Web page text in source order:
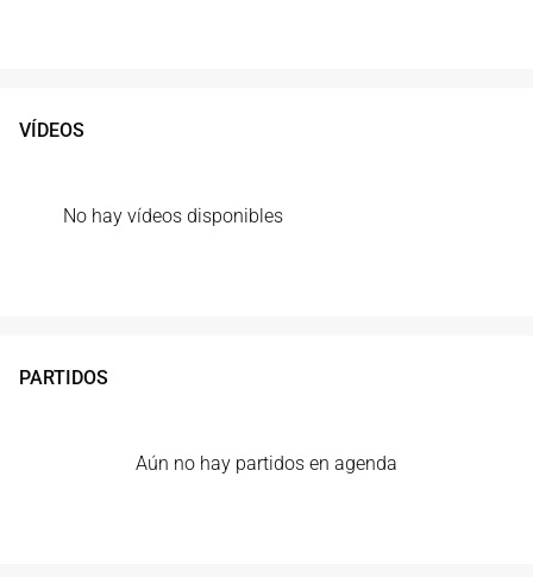
VÍDEOS
No hay vídeos disponibles
PARTIDOS
Aún no hay partidos en agenda